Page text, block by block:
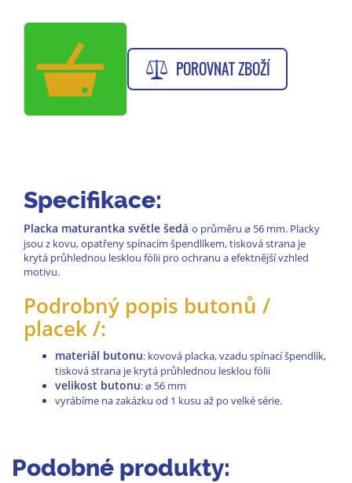
POROVNAT ZBOŽÍ
Specifikace:
Placka maturantka světle šedá o průměru ⌀ 56 mm. Placky
jsou z kovu, opatřeny spínacím špendlíkem, tisková strana je
krytá průhlednou lesklou fólii pro ochranu a efektnější vzhled
motivu.
Podrobný popis butonů /
placek /:
materiál butonu: kovová placka, vzadu spínací špendlík,
tisková strana je krytá průhlednou lesklou fólii
velikost butonu:⌀ 56 mm
vyrábíme na zakázku od 1 kusu až po velké série.
Podobné produkty: